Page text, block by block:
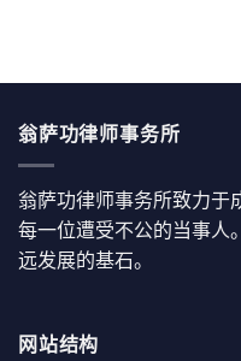
翁萨功律师事务所
翁萨功律师事务所致力于
每一位遭受不公的当事人
远发展的基石。
网站结构